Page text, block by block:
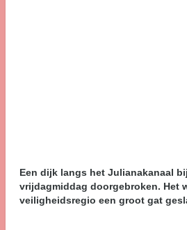
Een dijk langs het Julianakanaal
vrijdagmiddag doorgebroken. Het
veiligheidsregio een groot gat